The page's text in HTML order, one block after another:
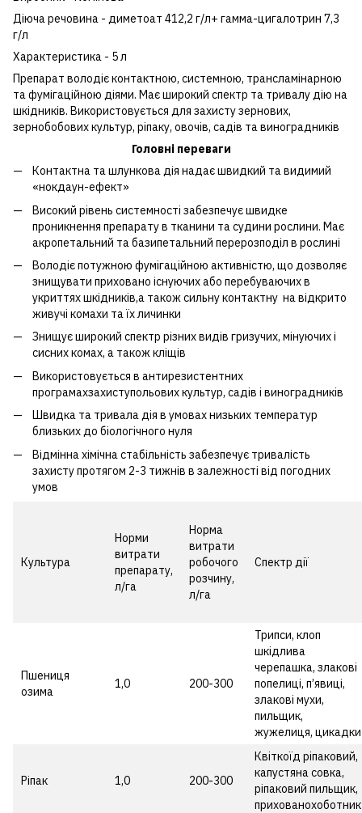
Діюча речовина - диметоат 412,2 г/л+ гамма-цигалотрин 7,3
г/л
Характеристика - 5 л
Препарат володіє контактною, системною, трансламінарною
та фумігаційною діями. Має широкий спектр та тривалу дію на
шкідників. Використовується для захисту зернових,
зернобобових культур, ріпаку, овочів, садів та виноградників
Головні переваги
Контактна та шлункова дія надає швидкий та видимий
«нокдаун-ефект»
Високий рівень системності забезпечує швидке
проникнення препарату в тканини та судини рослини. Має
акропетальний та базипетальний перерозподіл в рослині
Володіє потужною фумігаційною активністю, що дозволяє
знищувати приховано існуючих або перебуваючих в
укриттях шкідників,а також сильну контактну на відкрито
живучі комахи та їх личинки
Знищує широкий спектр різних видів гризучих, мінуючих і
сисних комах, а також кліщів
Використовується в антирезистентних
програмахзахиступольових культур, садів і виноградників
Швидка та тривала дія в умовах низьких температур
близьких до біологічного нуля
Відмінна хімічна стабільність забезпечує тривалість
захисту протягом 2-3 тижнів в залежності від погодних
умов
Культура
Норми
витрати
препарату,
л/га
Норма
витрати
робочого
розчину,
л/га
Спектр дії
Пшениця
озима
1,0 200-300
Трипси, клоп
шкідлива
черепашка, злакові
попелиці, п’явиці,
злакові мухи,
пильщик,
жужелиця, цикадки
Ріпак 1,0 200-300
Квіткоїд ріпаковий,
капустяна совка,
ріпаковий пильщик,
прихованохоботник